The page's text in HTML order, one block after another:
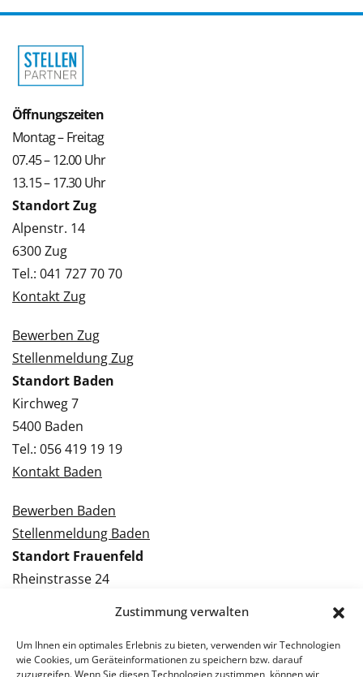
Zustimmung verwalten
Um Ihnen ein optimales Erlebnis zu bieten, verwenden wir Technologien
wie Cookies, um Geräteinformationen zu speichern bzw. darauf
zuzugreifen. Wenn Sie diesen Technologien zustimmen, können wir
Öffnungszeiten
Montag – Freitag
07.45 – 12.00 Uhr
13.15 – 17.30 Uhr
Standort Zug
Alpenstr. 14
6300 Zug
Tel.: 041 727 70 70
Kontakt Zug
Bewerben Zug
Stellenmeldung Zug
Standort Baden
Kirchweg 7
5400 Baden
Tel.: 056 419 19 19
Kontakt Baden
Bewerben Baden
Stellenmeldung Baden
Standort Frauenfeld
Rheinstrasse 24
Kontakt Frauenfeld